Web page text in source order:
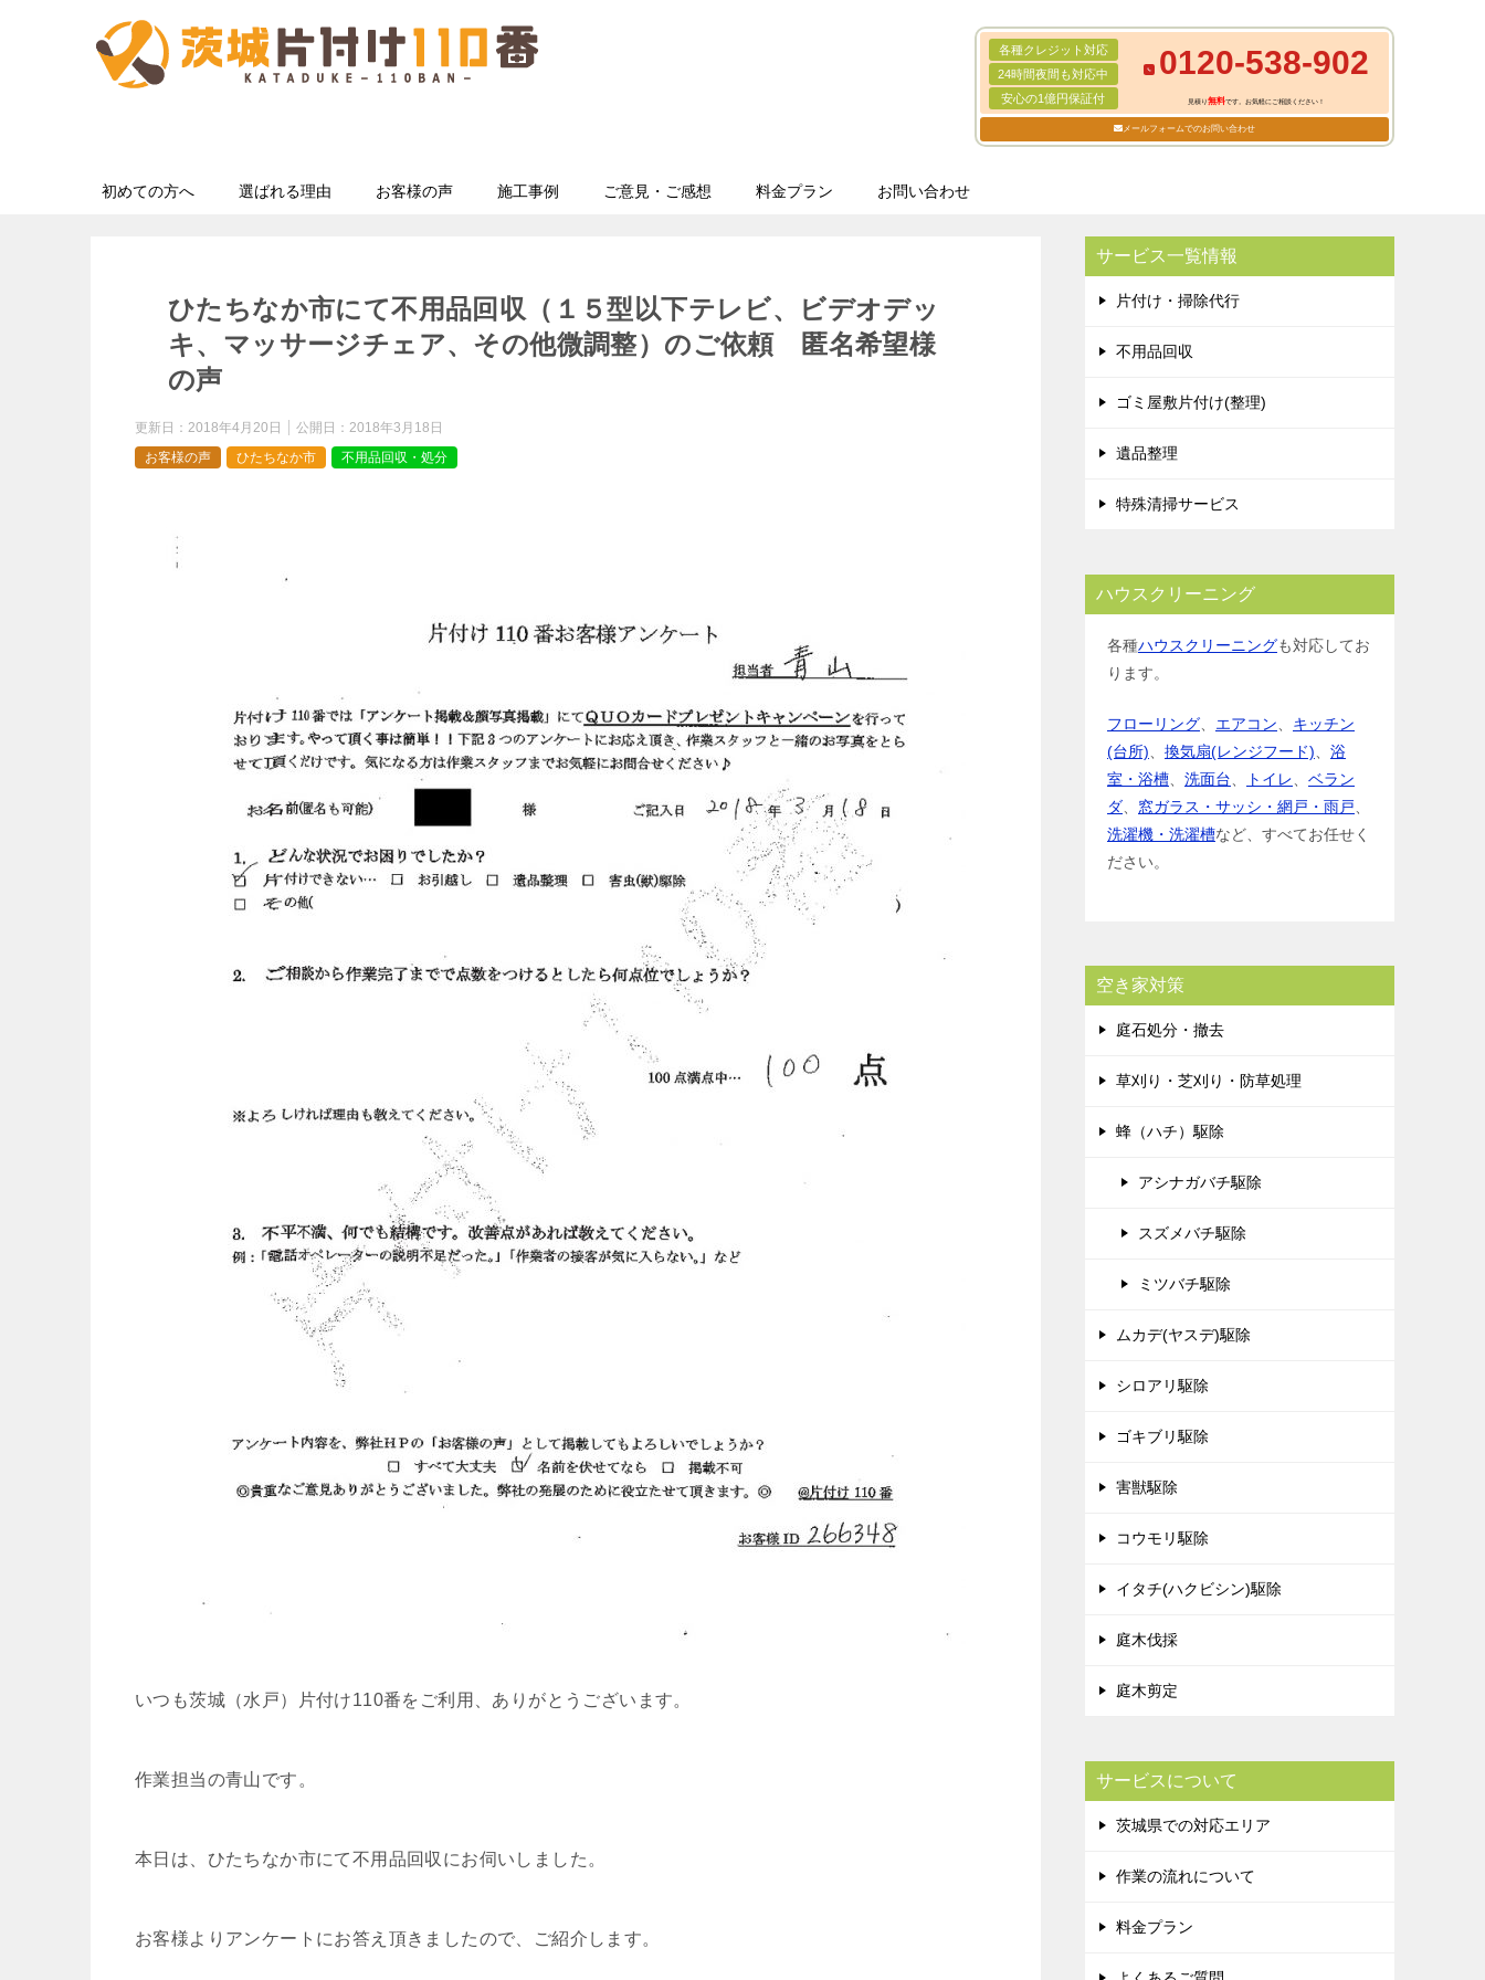
各種クレジット対応
24時間夜間も対応中
安心の1億円保証付
0120-538-902
見積り無料です。お気軽にご相談ください！
メールフォームでのお問い合わせ
初めての方へ 選ばれる理由 お客様の声 施工事例 ご意見・ご感想 料金プラン お問い合わせ
ひたちなか市にて不用品回収（１５型以下テレビ、ビデオデッ
キ、マッサージチェア、その他微調整）のご依頼 匿名希望様
の声
更新日： 2018年4月20日 公開日： 2018年3月18日
お客様の声
ひたちなか市 不用品回収・処分
いつも茨城（水戸）片付け110番をご利用、ありがとうございます。
作業担当の青山です。
本日は、ひたちなか市にて不用品回収にお伺いしました。
お客様よりアンケートにお答え頂きましたので、ご紹介します。
サービス一覧情報
片付け・掃除代行
不用品回収
ゴミ屋敷片付け(整理)
遺品整理
特殊清掃サービス
ハウスクリーニング
各種ハウスクリーニングも対応してお
ります。
フローリング エアコン
キッチン
(台所)
換気扇(レンジフード)
浴
室・浴槽
洗面台 トイレ
ベラン
ダ
窓ガラス・サッシ・網戸・雨戸
洗濯機・洗濯槽など、すべてお任せく
ださい。
空き家対策
庭石処分・撤去
草刈り・芝刈り・防草処理
蜂（ハチ）駆除
アシナガバチ駆除
スズメバチ駆除
ミツバチ駆除
ムカデ(ヤスデ)駆除
シロアリ駆除
ゴキブリ駆除
害獣駆除
コウモリ駆除
イタチ(ハクビシン)駆除
庭木伐採
庭木剪定
サービスについて
茨城県での対応エリア
作業の流れについて
料金プラン